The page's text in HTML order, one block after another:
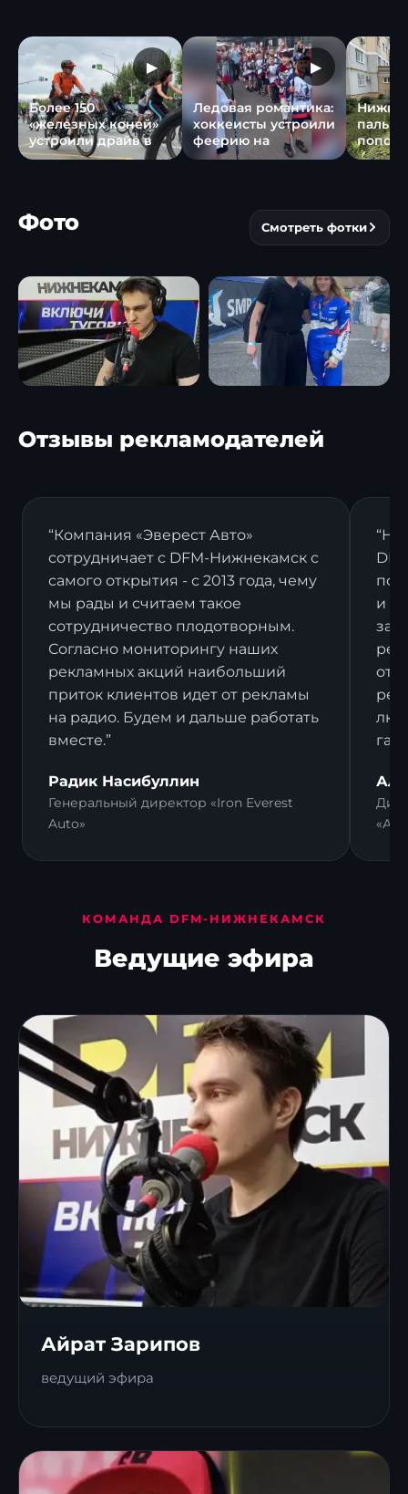
▶
Более 150
«железных коней»
устроили драйв в
▶
Ледовая романтика:
хоккеисты устроили
феерию на
Фото Смотреть фотки
Отзывы рекламодателей
“Компания «Эверест Авто»
сотрудничает с DFM-Нижнекамск с
самого открытия - с 2013 года, чему
мы рады и считаем такое
сотрудничество плодотворным.
Согласно мониторингу наших
рекламных акций наибольший
приток клиентов идет от рекламы
на радио. Будем и дальше работать
вместе.”
Радик Насибуллин
Генеральный директор «Iron Everest
Auto»
и в
КОМАНДА DFM-НИЖНЕКАМСК
Ведущие эфира
Айрат Зарипов
ведущий эфира